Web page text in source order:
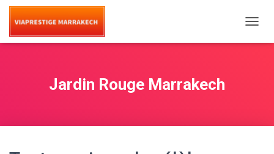
O
Jardin Rouge Marrakech